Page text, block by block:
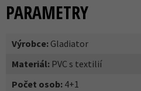
PARAMETRY
Výrobce: Gladiator
Materiál: PVC s textilií
Počet osob: 4+1